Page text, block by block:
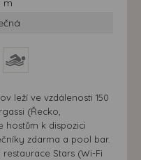
m
leží ve vzdálenosti 150
(Řecko,
hostům k dispozici
zdarma a pool bar.
Stars (Wi-Fi